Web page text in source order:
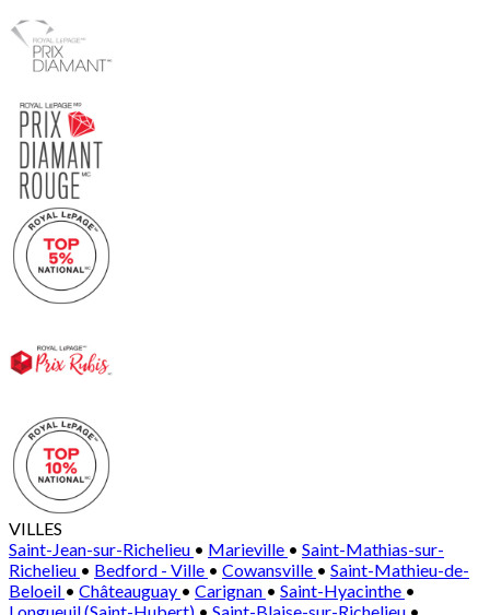
VILLES
Saint-Jean-sur-Richelieu • Marieville • Saint-Mathias-sur-
Richelieu • Bedford - Ville • Cowansville • Saint-Mathieu-de-
Beloeil • Châteauguay • Carignan • Saint-Hyacinthe •